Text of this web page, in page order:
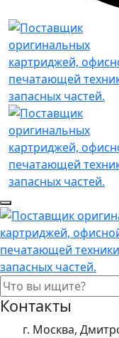
Контакты
г. Москва,